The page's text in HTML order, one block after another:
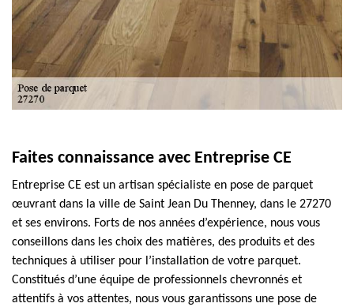
Faites connaissance avec Entreprise CE
Entreprise CE est un artisan spécialiste en pose de parquet
œuvrant dans la ville de Saint Jean Du Thenney, dans le 27270
et ses environs. Forts de nos années d’expérience, nous vous
conseillons dans les choix des matières, des produits et des
techniques à utiliser pour l’installation de votre parquet.
Constitués d’une équipe de professionnels chevronnés et
attentifs à vos attentes, nous vous garantissons une pose de